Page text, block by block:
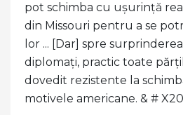
pot schimba cu ușurință
din Missouri pentru a se
lor ... [Dar] spre
diplomați, practic toate
dovedit rezistente la
motivele americane. & #